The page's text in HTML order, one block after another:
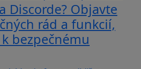
Discorde? Objavte
rád a funkcií,
bezpečnému